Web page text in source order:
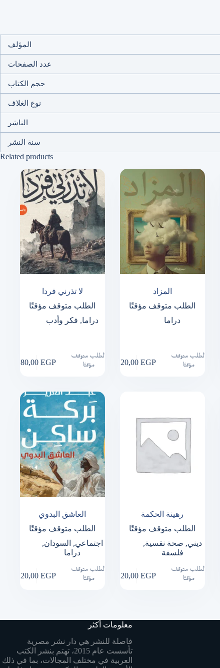
المؤلف
عدد الصفحات
حجم الكتاب
نوع الغلاف
الناشر
سنة النشر
Related products
لا تذرني فردا
الطلب متوقف مؤقتًا
دراما, فكر وأدب
180,00 EGP
الطلب متوقف
مؤقتًا
المزاد
الطلب متوقف مؤقتًا
دراما
120,00 EGP
الطلب متوقف
مؤقتًا
العاشق البدوي
الطلب متوقف مؤقتًا
اجتماعي, السودان,
دراما
220,00 EGP
الطلب متوقف
مؤقتًا
رهينة الحكمة
الطلب متوقف مؤقتًا
ديني, صحة نفسية,
فلسفة
120,00 EGP
الطلب متوقف
مؤقتًا
معلومات أكثر
فاصلة للنشر هي دار نشر مصرية
تأسست عام 2015، تهتم بنشر الكتب
العربية في مختلف المجالات، بما في ذلك